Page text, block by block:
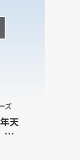
ズ
天
黒